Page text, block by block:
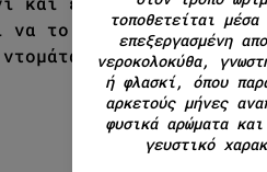
να το συνοδεύσετε με
και μαϊντανό.